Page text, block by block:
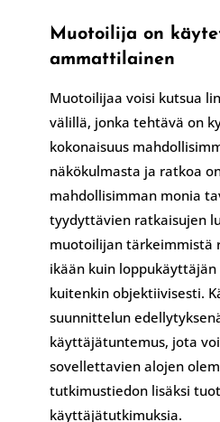
Muotoilija on
ammattilainen
Muotoilijaa voisi kutsua
välillä, jonka tehtävä on
kokonaisuus
näkökulmasta ja ratkoa
mahdollisimman monia
tyydyttävien ratkaisujen
muotoilijan tärkeimmistä
ikään kuin
kuitenkin objektiivisesti.
suunnittelun
käyttäjätuntemus, jota
sovellettavien alojen
tutkimustiedon lisäksi
käyttäjätutkimuksia.